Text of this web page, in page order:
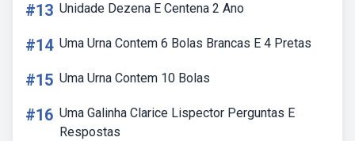
#13 Unidade Dezena E Centena 2 Ano
#14 Uma Urna Contem 6 Bolas Brancas E 4 Pretas
#15 Uma Urna Contem 10 Bolas
#16 Uma Galinha Clarice Lispector Perguntas E
Respostas